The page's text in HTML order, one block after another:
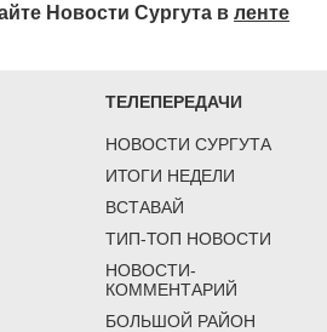
Новости Сургута в ленте
ТЕЛЕПЕРЕДАЧИ
НОВОСТИ СУРГУТА
ИТОГИ НЕДЕЛИ
ВСТАВАЙ
ТИП-ТОП НОВОСТИ
НОВОСТИ-
КОММЕНТАРИЙ
БОЛЬШОЙ РАЙОН